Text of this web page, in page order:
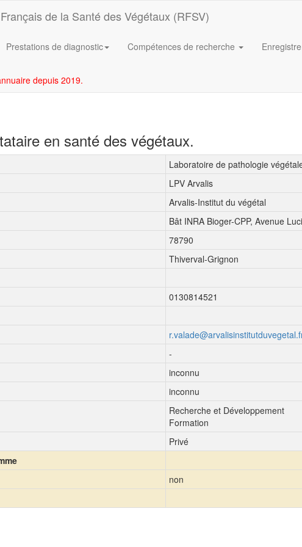
de la Santé des Végétaux (RFSV)
Prestations de diagnostic Compétences de recherche
depuis 2019.
en santé des végétaux.
Laboratoire de pathologie
LPV Arvalis
Arvalis-Institut du végétal
Bât INRA Bioger-CPP, Avenue
78790
Thiverval-Grignon
0130814521
-
inconnu
inconnu
Recherche et Développement
Formation
Privé
non